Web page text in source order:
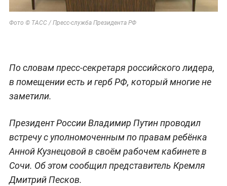
Фото © ТАСС / Пресс-служба Президента РФ
По словам пресс-секретаря российского лидера,
в помещении есть и герб РФ, который многие не
заметили.
Президент России Владимир Путин проводил
встречу с уполномоченным по правам ребёнка
Анной Кузнецовой в своём рабочем кабинете в
Сочи. Об этом сообщил представитель Кремля
Дмитрий Песков.